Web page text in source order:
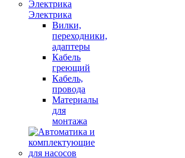
Электрика
Вилки,
переходники,
адаптеры
Кабель
греющий
Кабель,
провода
Материалы
для
монтажа